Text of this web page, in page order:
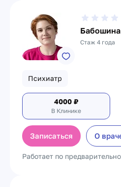
Бабошина
Стаж 4 года
Психиатр
4000 ₽
В Клинике
Записаться О
Работает по